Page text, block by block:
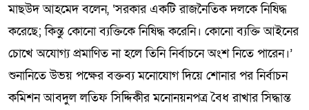
মাছউদ আহমেদ বলেন, ‘সরকার একটি রাজনৈতিক দলকে নিষিদ্ধ
করেছে; কিন্তু কোনো ব্যক্তিকে নিষিদ্ধ করেনি। কোনো ব্যক্তি আইনের
চোখে অযোগ্য প্রমাণিত না হলে তিনি নির্বাচনে অংশ নিতে পারেন।’
শুনানিতে উভয় পক্ষের বক্তব্য মনোযোগ দিয়ে শোনার পর নির্বাচন
কমিশন আবদুল লতিফ সিদ্দিকীর মনোনয়নপত্র বৈধ রাখার সিদ্ধান্ত